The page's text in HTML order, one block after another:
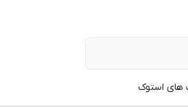
های استوک